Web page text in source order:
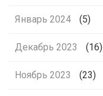
Январь 2024 (5)
Декабрь 2023 (16)
Ноябрь 2023 (23)